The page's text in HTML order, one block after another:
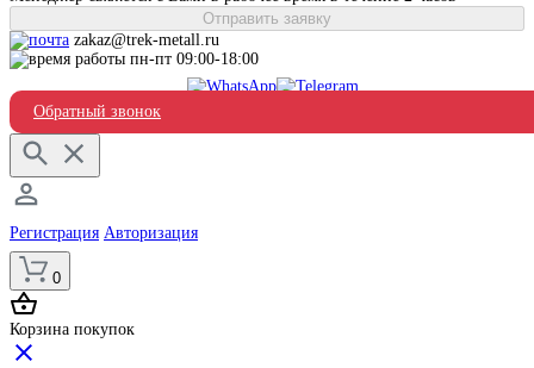
Отправить заявку
zakaz@trek-metall.ru
пн-пт 09:00-18:00
Обратный звонок
Регистрация Авторизация
0
Корзина покупок